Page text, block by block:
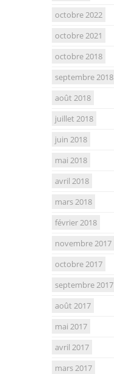
octobre 2022
octobre 2021
octobre 2018
septembre 2018
août 2018
juillet 2018
juin 2018
mai 2018
avril 2018
mars 2018
février 2018
novembre 2017
octobre 2017
septembre 2017
août 2017
mai 2017
avril 2017
mars 2017